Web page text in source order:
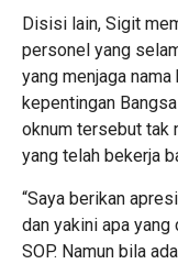
Disisi lain, Sigit
personel yang
yang menjaga
kepentingan
oknum tersebut tak
yang telah bekerja
“Saya berikan
dan yakini apa
SOP. Namun bila